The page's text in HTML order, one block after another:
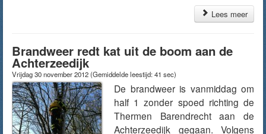
Lees meer
Brandweer redt kat uit de boom aan de
Achterzeedijk
Vrijdag 30 november 2012(Gemiddelde leestijd: 41 sec)
De brandweer is vanmiddag om
half 1 zonder spoed richting de
Thermen Barendrecht aan de
Achterzeedijk gegaan. Volgens